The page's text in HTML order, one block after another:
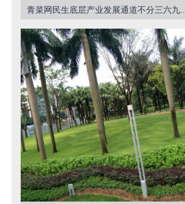
青菜网民生底层产业发展通道不分三六九..